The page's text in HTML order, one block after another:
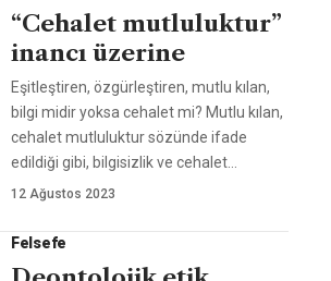
“Cehalet mutluluktur”
inancı üzerine
Eşitleştiren, özgürleştiren, mutlu kılan,
bilgi midir yoksa cehalet mi? Mutlu kılan,
cehalet mutluluktur sözünde ifade
edildiği gibi, bilgisizlik ve cehalet
12 Ağustos 2023
Felsefe